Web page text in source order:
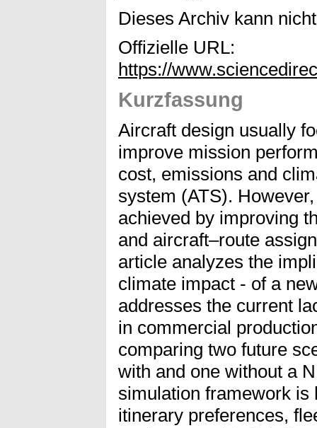
Dieses Archiv kann
Offizielle URL:
https://
Kurzfassung
Aircraft design usually
improve mission
cost, emissions and
system (ATS).
achieved by improving
and aircraft–route
article analyzes the
climate impact - of a
addresses the current
in commercial
comparing two future
with and one without a
simulation framework is
itinerary preferences,